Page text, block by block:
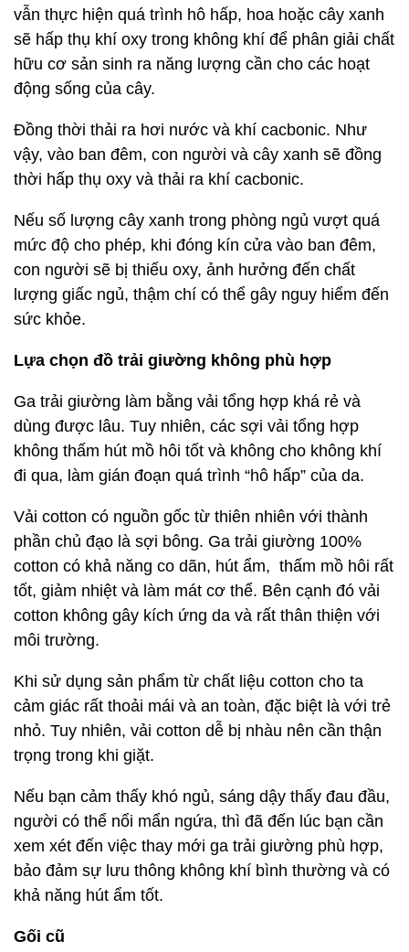
vẫn thực hiện quá trình hô hấp, hoa hoặc cây xanh
sẽ hấp thụ khí oxy trong không khí để phân giải chất
hữu cơ sản sinh ra năng lượng cần cho các hoạt
động sống của cây.
Đồng thời thải ra hơi nước và khí cacbonic. Như
vậy, vào ban đêm, con người và cây xanh sẽ đồng
thời hấp thụ oxy và thải ra khí cacbonic.
Nếu số lượng cây xanh trong phòng ngủ vượt quá
mức độ cho phép, khi đóng kín cửa vào ban đêm,
con người sẽ bị thiếu oxy, ảnh hưởng đến chất
lượng giấc ngủ, thậm chí có thể gây nguy hiểm đến
sức khỏe.
Lựa chọn đồ trải giường không phù hợp
Ga trải giường làm bằng vải tổng hợp khá rẻ và
dùng được lâu. Tuy nhiên, các sợi vải tổng hợp
không thấm hút mồ hôi tốt và không cho không khí
đi qua, làm gián đoạn quá trình “hô hấp” của da.
Vải cotton có nguồn gốc từ thiên nhiên với thành
phần chủ đạo là sợi bông. Ga trải giường 100%
cotton có khả năng co dãn, hút ẩm, thấm mồ hôi rất
tốt, giảm nhiệt và làm mát cơ thể. Bên cạnh đó vải
cotton không gây kích ứng da và rất thân thiện với
môi trường.
Khi sử dụng sản phẩm từ chất liệu cotton cho ta
cảm giác rất thoải mái và an toàn, đặc biệt là với trẻ
nhỏ. Tuy nhiên, vải cotton dễ bị nhàu nên cần thận
trọng trong khi giặt.
Nếu bạn cảm thấy khó ngủ, sáng dậy thấy đau đầu,
người có thể nổi mẩn ngứa, thì đã đến lúc bạn cần
xem xét đến việc thay mới ga trải giường phù hợp,
bảo đảm sự lưu thông không khí bình thường và có
khả năng hút ẩm tốt.
Gối cũ